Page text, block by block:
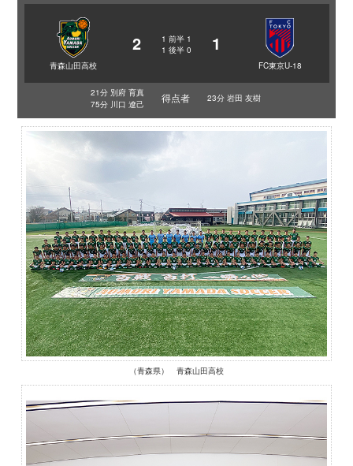
青森山田高校
2 1 前半 1
1 後半 0 1
FC東京U-18
21分 別府 育真
75分 川口 遼己
得点者 23分 岩田 友樹
（青森県） 青森山田高校